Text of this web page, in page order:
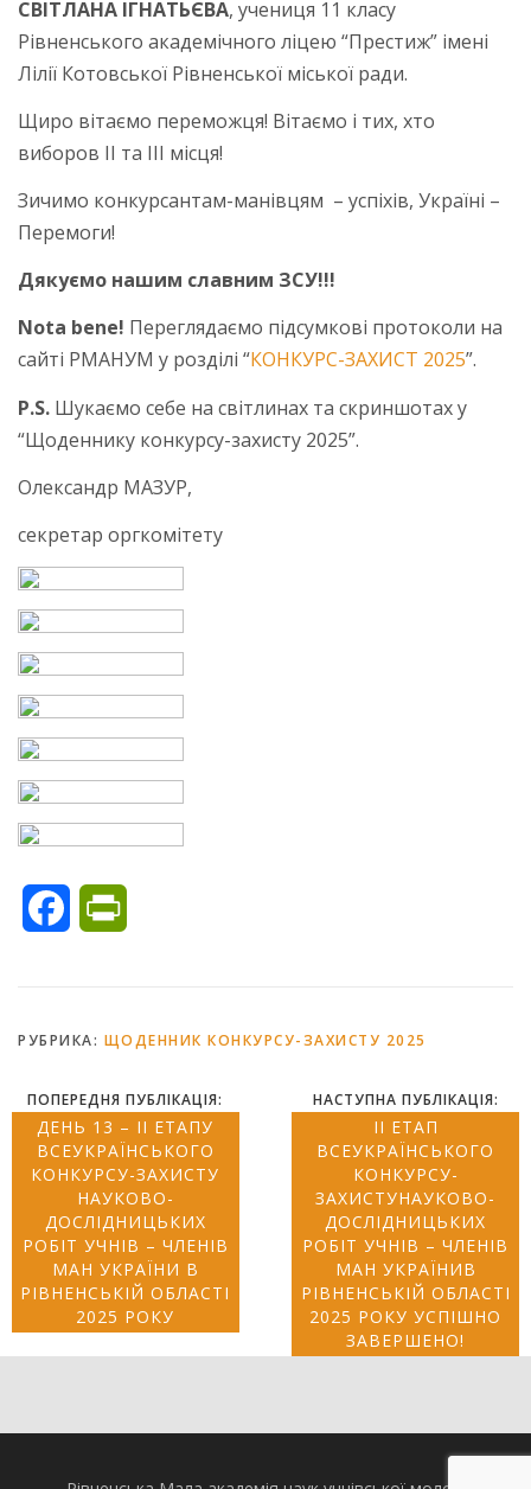
СВІТЛАНА ІГНАТЬЄВА, учениця 11 класу
Рівненського академічного ліцею “Престиж” імені
Лілії Котовської Рівненської міської ради.
Щиро вітаємо переможця! Вітаємо і тих, хто
виборов ІІ та ІІІ місця!
Зичимо конкурсантам-манівцям – успіхів, Україні –
Перемоги!
Дякуємо нашим славним ЗСУ!!!
Nota bene! Переглядаємо підсумкові протоколи на
сайті РМАНУМ у розділі “КОНКУРС-ЗАХИСТ 2025”.
P.S. Шукаємо себе на світлинах та скриншотах у
“Щоденнику конкурсу-захисту 2025”.
Олександр МАЗУР,
секретар оргкомітету
Facebook
РУБРИКА: ЩОДЕННИК КОНКУРСУ-ЗАХИСТУ 2025
ПОПЕРЕДНЯ ПУБЛІКАЦІЯ:
ДЕНЬ 13 – ІІ ЕТАПУ
ВСЕУКРАЇНСЬКОГО
КОНКУРСУ-ЗАХИСТУ
НАУКОВО-
ДОСЛІДНИЦЬКИХ
РОБІТ УЧНІВ – ЧЛЕНІВ
МАН УКРАЇНИ В
РІВНЕНСЬКІЙ ОБЛАСТІ
2025 РОКУ
НАСТУПНА ПУБЛІКАЦІЯ:
ІІ ЕТАП
ВСЕУКРАЇНСЬКОГО
КОНКУРСУ-
ЗАХИСТУНАУКОВО-
ДОСЛІДНИЦЬКИХ
РОБІТ УЧНІВ – ЧЛЕНІВ
МАН УКРАЇНИВ
РІВНЕНСЬКІЙ ОБЛАСТІ
2025 РОКУ УСПІШНО
ЗАВЕРШЕНО!